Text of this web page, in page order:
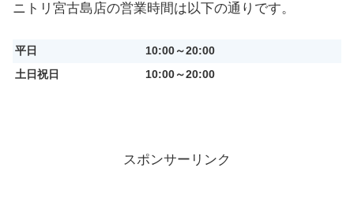
ニトリ宮古島店の営業時間は以下の通りです。
平日
10:00～20:00
土日祝日
10:00～20:00
スポンサーリンク